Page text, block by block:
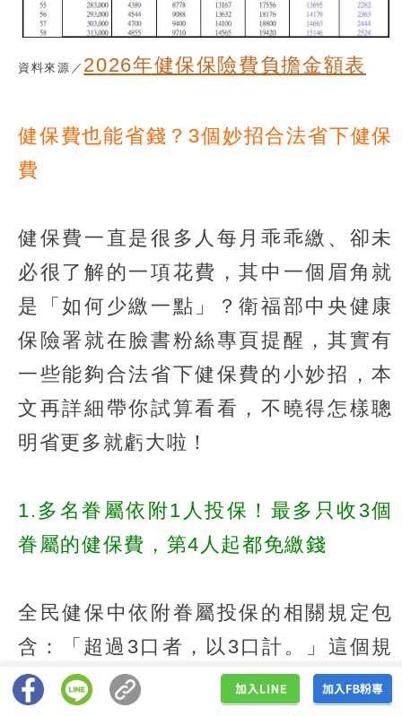
資料來源／ 2026年健保保險費負擔金額表
健保費也能省錢？3個妙招合法省下健保
費
健保費一直是很多人每月乖乖繳、卻未
必很了解的一項花費，其中一個眉角就
是「如何少繳一點」？衛福部中央健康
保險署就在臉書粉絲專頁提醒，其實有
一些能夠合法省下健保費的小妙招，本
文再詳細帶你試算看看，不曉得怎樣聰
明省更多就虧大啦！
1.多名眷屬依附1人投保！最多只收3個
眷屬的健保費，第4人起都免繳錢
全民健保中依附眷屬投保的相關規定包
含：「超過3口者，以3口計。」這個規
定對於多口家庭而言可以省到不少錢，